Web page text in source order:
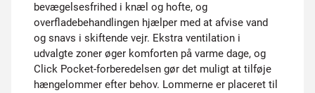
bevægelsesfrihed i knæl og hofte, og
overfladebehandlingen hjælper med at afvise vand
og snavs i skiftende vejr. Ekstra ventilation i
udvalgte zoner øger komforten på varme dage, og
Click Pocket-forberedelsen gør det muligt at tilføje
hængelommer efter behov. Lommerne er placeret til